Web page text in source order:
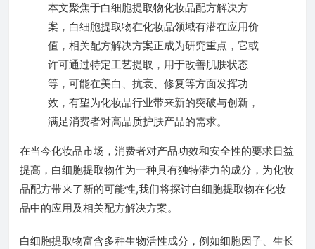
本文聚焦于白细胞提取物化妆品配方解决方
案，白细胞提取物在化妆品领域有潜在应用价
值，相关配方解决方案正成为研究重点，它或
许可通过特定工艺提取，用于改善肌肤状态
等，可能在美白、抗衰、修复等方面发挥功
效，有望为化妆品行业带来新的突破与创新，
满足消费者对高品质护肤产品的需求。
在当今化妆品市场，消费者对产品功效和安全性的要求日益
提高，白细胞提取物作为一种具有独特潜力的成分，为化妆
品配方带来了新的可能性,我们将探讨白细胞提取物在化妆
品中的应用及相关配方解决方案。
白细胞提取物富含多种生物活性成分，例如细胞因子、生长